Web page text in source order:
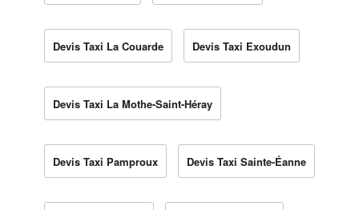
Devis Taxi La Couarde Devis Taxi Exoudun
Devis Taxi La Mothe-Saint-Héray
Devis Taxi Pamproux Devis Taxi Sainte-Éanne